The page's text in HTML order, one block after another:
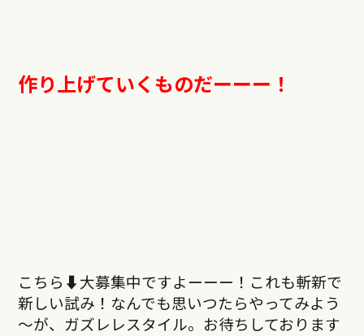
作り上げていくものだーーー！
こちら⬇︎大募集中ですよーーー！これも斬新で
新しい試み！なんでも思いつたらやってみよう
～が、ガズレレスタイル。お待ちしております